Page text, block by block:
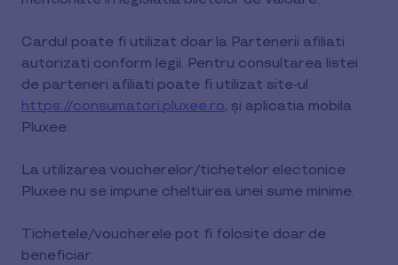
Cardul poate fi utilizat doar la Partenerii afiliati
autorizati conform legii. Pentru consultarea listei
de parteneri afiliati poate fi utilizat site-ul
https://consumatori.pluxee.ro, și aplicatia mobila
Pluxee.
La utilizarea voucherelor/tichetelor electonice
Pluxee nu se impune cheltuirea unei sume minime.
Tichetele/voucherele pot fi folosite doar de
beneficiar.